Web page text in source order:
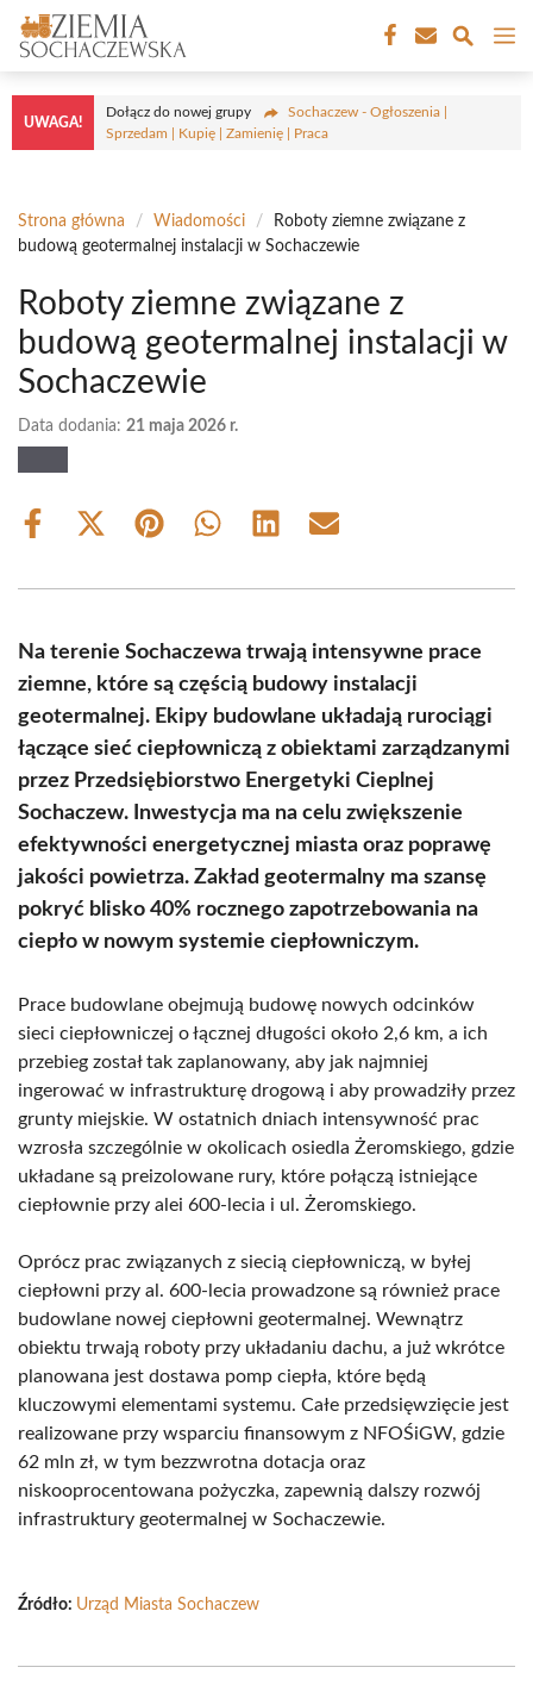
Przejdź
do
treści
UWAGA!
Dołącz do nowej grupy
Sochaczew - Ogłoszenia |
Sprzedam | Kupię | Zamienię | Praca
Strona główna / Wiadomości /
Roboty ziemne związane z
budową geotermalnej instalacji w Sochaczewie
Roboty ziemne związane z
budową geotermalnej instalacji w
Sochaczewie
Data dodania: 21 maja 2026 r.
Share
Share
(Twitter)
Share Share Share Share
Na terenie Sochaczewa trwają intensywne prace
ziemne, które są częścią budowy instalacji
geotermalnej. Ekipy budowlane układają rurociągi
łączące sieć ciepłowniczą z obiektami zarządzanymi
przez Przedsiębiorstwo Energetyki Cieplnej
Sochaczew. Inwestycja ma na celu zwiększenie
efektywności energetycznej miasta oraz poprawę
jakości powietrza. Zakład geotermalny ma szansę
pokryć blisko 40% rocznego zapotrzebowania na
ciepło w nowym systemie ciepłowniczym.
Prace budowlane obejmują budowę nowych odcinków
sieci ciepłowniczej o łącznej długości około 2,6 km, a ich
przebieg został tak zaplanowany, aby jak najmniej
ingerować w infrastrukturę drogową i aby prowadziły przez
grunty miejskie. W ostatnich dniach intensywność prac
wzrosła szczególnie w okolicach osiedla Żeromskiego, gdzie
układane są preizolowane rury, które połączą istniejące
ciepłownie przy alei 600-lecia i ul. Żeromskiego.
Oprócz prac związanych z siecią ciepłowniczą, w byłej
ciepłowni przy al. 600-lecia prowadzone są również prace
budowlane nowej ciepłowni geotermalnej. Wewnątrz
obiektu trwają roboty przy układaniu dachu, a już wkrótce
planowana jest dostawa pomp ciepła, które będą
kluczowymi elementami systemu. Całe przedsięwzięcie jest
realizowane przy wsparciu finansowym z NFOŚiGW, gdzie
62 mln zł, w tym bezzwrotna dotacja oraz
niskooprocentowana pożyczka, zapewnią dalszy rozwój
infrastruktury geotermalnej w Sochaczewie.
Źródło: Urząd Miasta Sochaczew